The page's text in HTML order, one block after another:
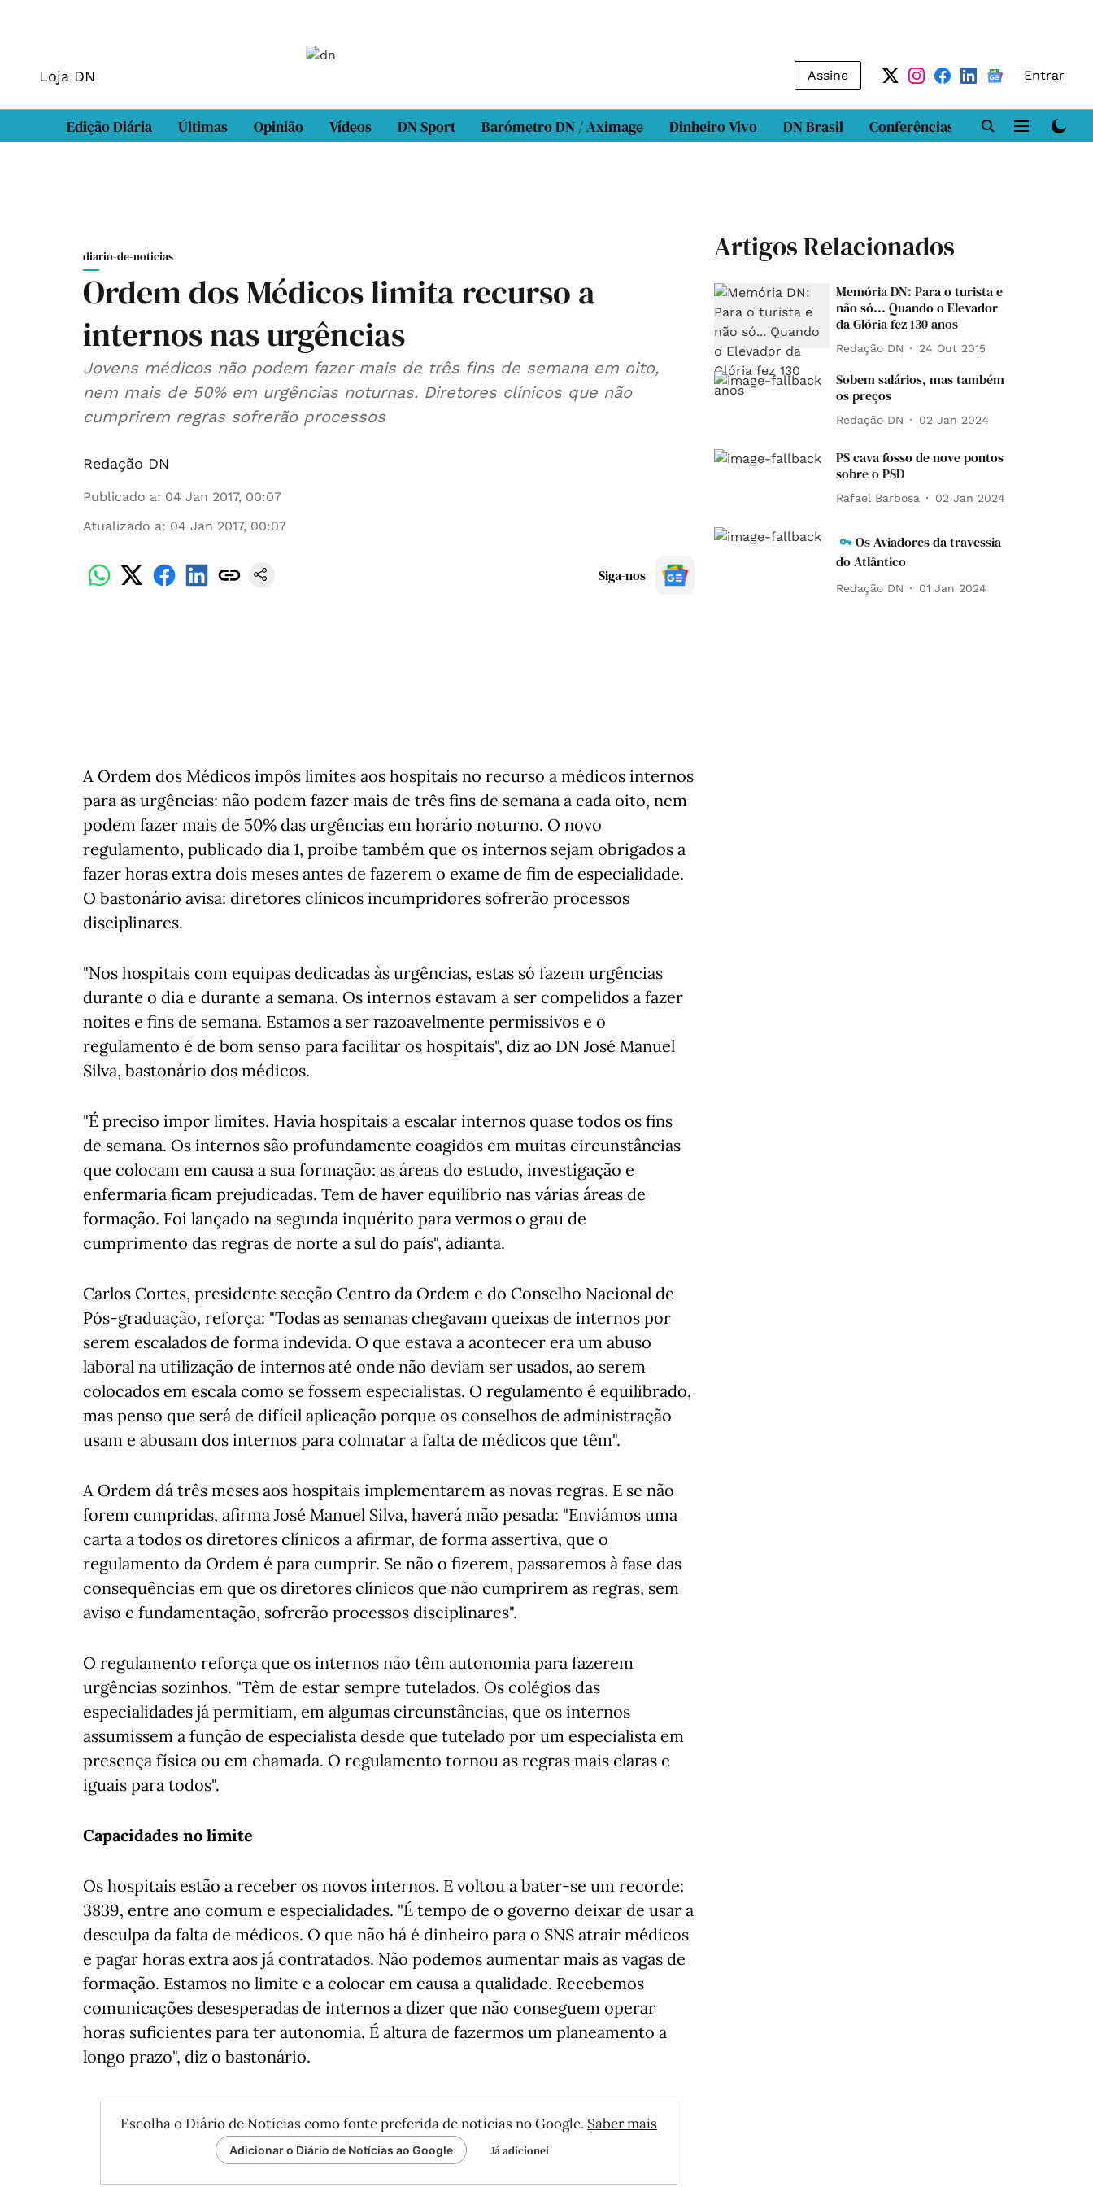
Loja DN Assine Entrar
Edição Diária Últimas Opinião Vídeos DN Sport Barómetro DN / Aximage Dinheiro Vivo DN Brasil Conferências DN LAB
diario-de-noticias
Ordem dos Médicos limita recurso a
internos nas urgências
Jovens médicos não podem fazer mais de três fins de semana em oito,
nem mais de 50% em urgências noturnas. Diretores clínicos que não
cumprirem regras sofrerão processos
Redação DN
Publicado a: 04 Jan 2017, 00:07
Atualizado a: 04 Jan 2017, 00:07
Siga-nos
A Ordem dos Médicos impôs limites aos hospitais no recurso a médicos internos
para as urgências: não podem fazer mais de três fins de semana a cada oito, nem
podem fazer mais de 50% das urgências em horário noturno. O novo
regulamento, publicado dia 1, proíbe também que os internos sejam obrigados a
fazer horas extra dois meses antes de fazerem o exame de fim de especialidade.
O bastonário avisa: diretores clínicos incumpridores sofrerão processos
disciplinares.
"Nos hospitais com equipas dedicadas às urgências, estas só fazem urgências
durante o dia e durante a semana. Os internos estavam a ser compelidos a fazer
noites e fins de semana. Estamos a ser razoavelmente permissivos e o
regulamento é de bom senso para facilitar os hospitais", diz ao DN José Manuel
Silva, bastonário dos médicos.
"É preciso impor limites. Havia hospitais a escalar internos quase todos os fins
de semana. Os internos são profundamente coagidos em muitas circunstâncias
que colocam em causa a sua formação: as áreas do estudo, investigação e
enfermaria ficam prejudicadas. Tem de haver equilíbrio nas várias áreas de
formação. Foi lançado na segunda inquérito para vermos o grau de
cumprimento das regras de norte a sul do país", adianta.
Carlos Cortes, presidente secção Centro da Ordem e do Conselho Nacional de
Pós-graduação, reforça: "Todas as semanas chegavam queixas de internos por
serem escalados de forma indevida. O que estava a acontecer era um abuso
laboral na utilização de internos até onde não deviam ser usados, ao serem
colocados em escala como se fossem especialistas. O regulamento é equilibrado,
mas penso que será de difícil aplicação porque os conselhos de administração
usam e abusam dos internos para colmatar a falta de médicos que têm".
A Ordem dá três meses aos hospitais implementarem as novas regras. E se não
forem cumpridas, afirma José Manuel Silva, haverá mão pesada: "Enviámos uma
carta a todos os diretores clínicos a afirmar, de forma assertiva, que o
regulamento da Ordem é para cumprir. Se não o fizerem, passaremos à fase das
consequências em que os diretores clínicos que não cumprirem as regras, sem
aviso e fundamentação, sofrerão processos disciplinares".
O regulamento reforça que os internos não têm autonomia para fazerem
urgências sozinhos. "Têm de estar sempre tutelados. Os colégios das
especialidades já permitiam, em algumas circunstâncias, que os internos
assumissem a função de especialista desde que tutelado por um especialista em
presença física ou em chamada. O regulamento tornou as regras mais claras e
iguais para todos".
Capacidades no limite
Os hospitais estão a receber os novos internos. E voltou a bater-se um recorde:
3839, entre ano comum e especialidades. "É tempo de o governo deixar de usar a
desculpa da falta de médicos. O que não há é dinheiro para o SNS atrair médicos
e pagar horas extra aos já contratados. Não podemos aumentar mais as vagas de
formação. Estamos no limite e a colocar em causa a qualidade. Recebemos
comunicações desesperadas de internos a dizer que não conseguem operar
horas suficientes para ter autonomia. É altura de fazermos um planeamento a
longo prazo", diz o bastonário.
Escolha o Diário de Notícias como fonte preferida de notícias no Google. Saber mais
Adicionar o Diário de Notícias ao Google Já adicionei
Artigos Relacionados
Memória DN: Para o turista e
não só... Quando o Elevador
da Glória fez 130 anos
Redação DN 24 Out 2015
Sobem salários, mas também
os preços
Redação DN 02 Jan 2024
PS cava fosso de nove pontos
sobre o PSD
Rafael Barbosa 02 Jan 2024
Os Aviadores da travessia
do Atlântico
Redação DN 01 Jan 2024